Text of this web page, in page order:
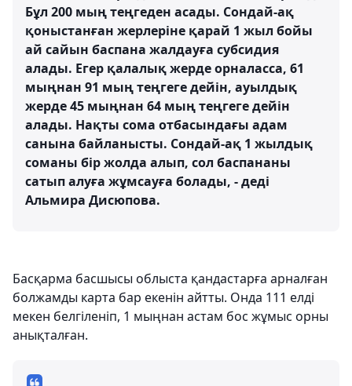
Бұл 200 мың теңгеден асады. Сондай-ақ
қоныстанған жерлеріне қарай 1 жыл бойы
ай сайын баспана жалдауға субсидия
алады. Егер қалалық жерде орналасса, 61
мыңнан 91 мың теңгеге дейін, ауылдық
жерде 45 мыңнан 64 мың теңгеге дейін
алады. Нақты сома отбасындағы адам
санына байланысты. Сондай-ақ 1 жылдық
соманы бір жолда алып, сол баспананы
сатып алуға жұмсауға болады, - деді
Альмира Дисюпова.
Басқарма басшысы облыста қандастарға арналған
болжамды карта бар екенін айтты. Онда 111 елді
мекен белгіленіп, 1 мыңнан астам бос жұмыс орны
анықталған.